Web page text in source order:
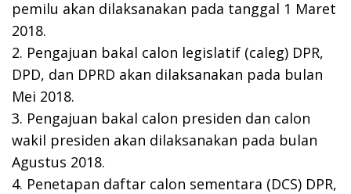
pemilu akan dilaksanakan pada tanggal 1 Maret
2018.
2. Pengajuan bakal calon legislatif (caleg) DPR,
DPD, dan DPRD akan dilaksanakan pada bulan
Mei 2018.
3. Pengajuan bakal calon presiden dan calon
wakil presiden akan dilaksanakan pada bulan
Agustus 2018.
4. Penetapan daftar calon sementara (DCS) DPR,